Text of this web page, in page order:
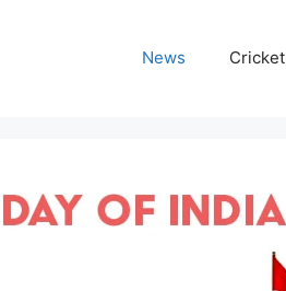
News Cricket